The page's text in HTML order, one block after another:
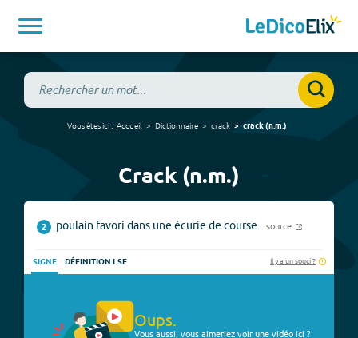
Vous êtes ici : Accueil Dictionnaire crack crack(n.m.)
Crack (n.m.)
2 poulain favori dans une écurie de course. source
SIGNE DÉFINITION LSF Il y a un souci ?
Oups.
Vous aussi, vous aimeriez voir une vidéo ici ?